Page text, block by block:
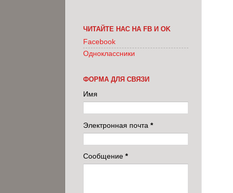
ЧИТАЙТЕ НАС НА FB И OK
Facebook
Одноклассники
ФОРМА ДЛЯ СВЯЗИ
Имя
Электронная почта *
Сообщение *